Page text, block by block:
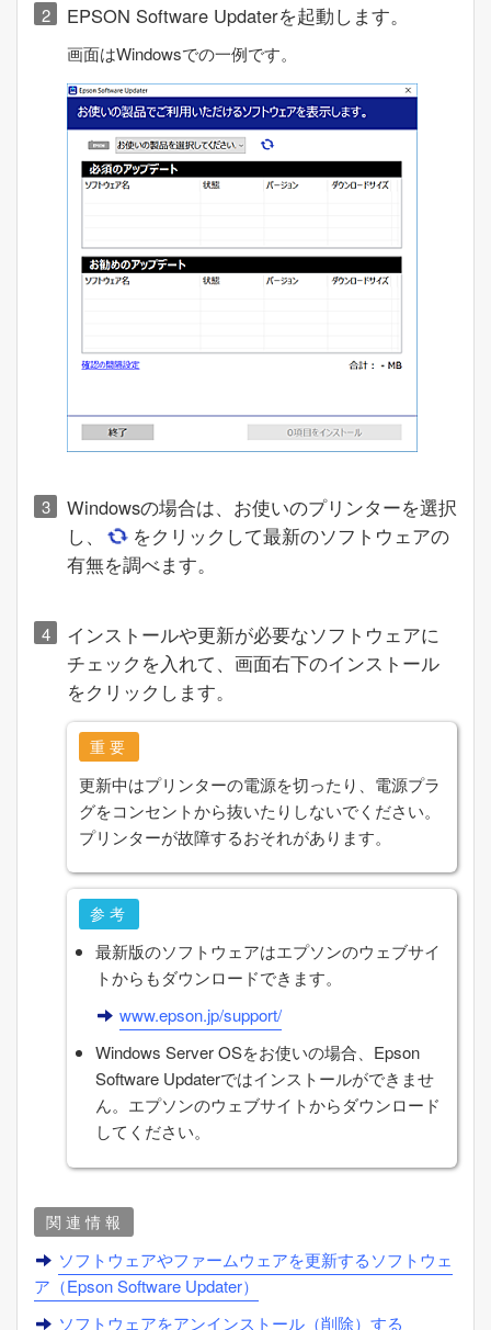
EPSON Software Updaterを起動します。
画面はWindowsでの一例です。
Windowsの場合は、お使いのプリンターを選択
し、
をクリックして最新のソフトウェアの
有無を調べます。
インストールや更新が必要なソフトウェアに
チェックを入れて、画面右下のインストール
をクリックします。
重要
更新中はプリンターの電源を切ったり、電源プラ
グをコンセントから抜いたりしないでください。
プリンターが故障するおそれがあります。
参考
最新版のソフトウェアはエプソンのウェブサイ
トからもダウンロードできます。
www.epson.jp/support/
Windows Server OSをお使いの場合、 Epson
Software Updaterではインストールができませ
ん。エプソンのウェブサイトからダウンロード
してください。
関連情報
ソフトウェアやファームウェアを更新するソフトウェ
ア（Epson Software Updater）
ソフトウェアをアンインストール（削除）する